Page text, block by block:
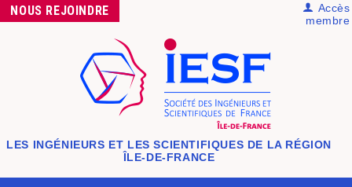
LES INGÉNIEURS ET LES SCIENTIFIQUES DE LA RÉGION
ÎLE-DE-FRANCE
Accès
membre
NOUS REJOINDRE